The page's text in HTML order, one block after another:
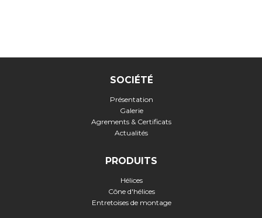
SOCIÉTÉ
Présentation
Galerie
Agrements & Certificats
Actualités
PRODUITS
Hélices
Cône d'hélices
Entretoises de montage